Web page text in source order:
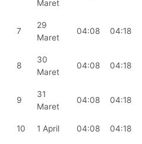
Maret
7
29
Maret
04:08 04:18
8
30
Maret
04:08 04:18
9
31
Maret
04:08 04:18
10 1 April 04:08 04:18